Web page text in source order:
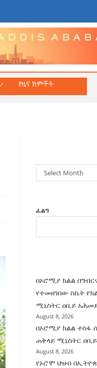
የዜና ክምችት
Select Month
ፈልግ
በኦሮሚያ ክልል
የተመዘገበው ስኬት
ሚኒስትር ዐቢይ
August 8, 2026
በኦሮሚያ ክልል ተስፋ
ጠቅላይ ሚኒስትር
August 8, 2026
የኦሮሞ ህዝብ